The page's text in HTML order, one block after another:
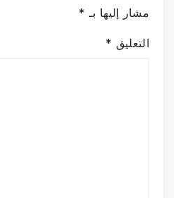
مشار إليها بـ *
التعليق *